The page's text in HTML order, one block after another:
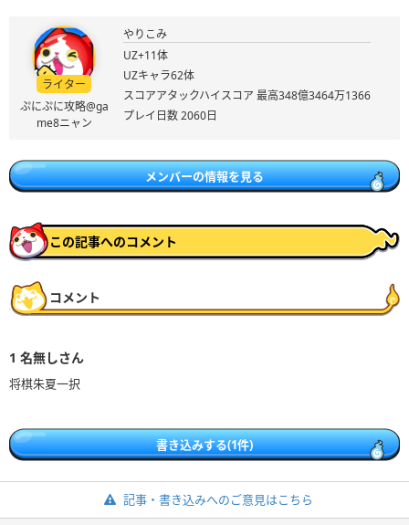
ライター
ぷにぷに攻略@ga
me8ニャン
やりこみ
UZ+11体
UZキャラ62体
スコアアタックハイスコア 最高348億3464万1366
プレイ日数 2060日
メンバーの情報を見る
この記事へのコメント
コメント
1 名無しさん
将棋朱夏一択
書き込みする(1件)
記事・書き込みへのご意見はこちら